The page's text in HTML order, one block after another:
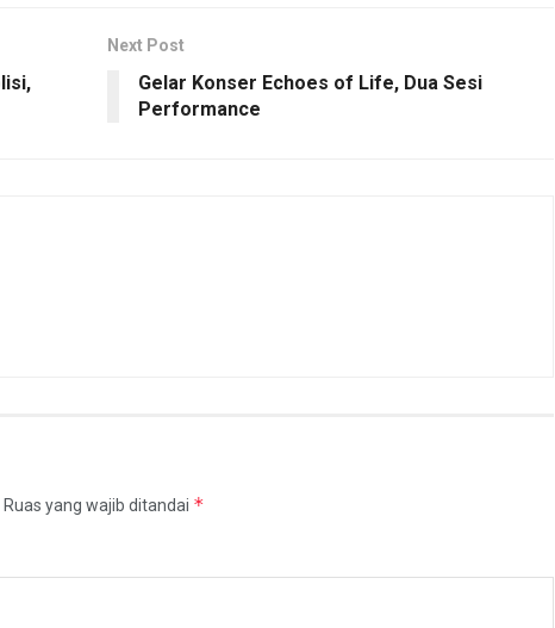
Next Post
Gelar Konser Echoes of Life, Dua Sesi
Performance
Ruas yang wajib ditandai *